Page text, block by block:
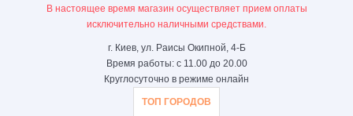
В настоящее время магазин осуществляет прием оплаты
исключительно наличными средствами.
г. Киев, ул. Раисы Окипной, 4-Б
Время работы: с 11.00 до 20.00
Круглосуточно в режиме онлайн
ТОП ГОРОДОВ